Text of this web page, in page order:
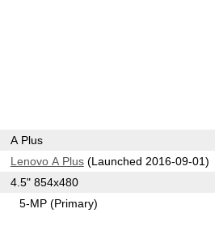
A Plus
Lenovo A Plus(Launched 2016-09-01)
4.5" 854x480
5-MP(Primary)